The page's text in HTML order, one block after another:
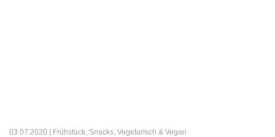
03.07.2020 | Frühstück, Snacks, Vegetarisch & Vegan